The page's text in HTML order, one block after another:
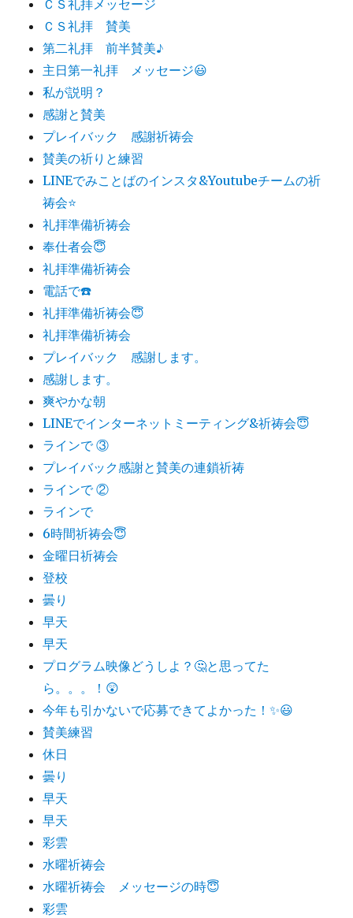
ＣＳ礼拝メッセージ
ＣＳ礼拝 賛美
第二礼拝 前半賛美♪
主日第一礼拝 メッセージ😃
私が説明？
感謝と賛美
プレイバック 感謝祈祷会
賛美の祈りと練習
LINEでみことばのインスタ&Youtubeチームの祈
祷会⭐️
礼拝準備祈祷会
奉仕者会😇
礼拝準備祈祷会
電話で☎️
礼拝準備祈祷会😇
礼拝準備祈祷会
プレイバック 感謝します。
感謝します。
爽やかな朝
LINEでインターネットミーティング&祈祷会😇
ラインで ③
プレイバック感謝と賛美の連鎖祈祷
ラインで ②
ラインで
6時間祈祷会😇
金曜日祈祷会
登校
曇り
早天
早天
プログラム映像どうしよ？🤔と思ってた
ら。。。！😲
今年も引かないで応募できてよかった！✨😃
賛美練習
休日
曇り
早天
早天
彩雲
水曜祈祷会
水曜祈祷会 メッセージの時😇
彩雲